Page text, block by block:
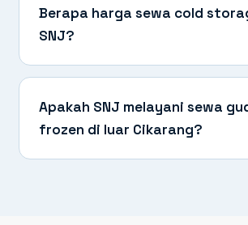
Berapa harga sewa cold
SNJ?
Apakah SNJ melayani sewa
frozen di luar Cikarang?